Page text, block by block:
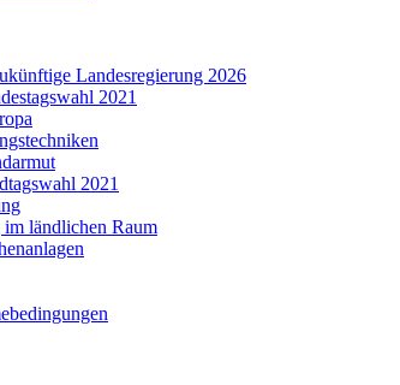
Landesregierung 2026
2021
2021
ländlichen Raum